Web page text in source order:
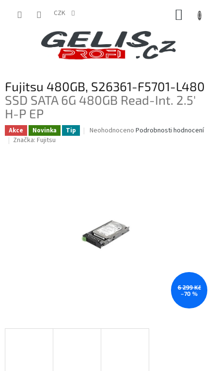
CZK
Fujitsu 480GB, S26361-F5701-L480
SSD SATA 6G 480GB Read-Int. 2.5'
H-P EP
Akce Novinka Tip
Průměrné
Neohodnoceno Podrobnosti hodnocení
Značka: Fujitsu
6 299 Kč
–70 %